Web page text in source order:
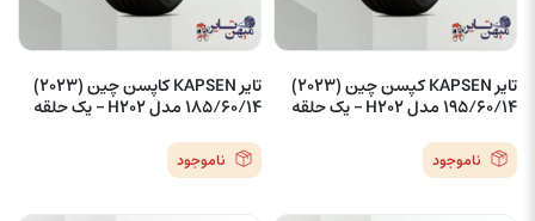
تایر KAPSEN کپسن چین (2023)
195/60/14 مدل H202 – یک حلقه
ناموجود
تایر KAPSEN کاپسن چین (2023)
185/60/14 مدل H202 – یک حلقه
ناموجود